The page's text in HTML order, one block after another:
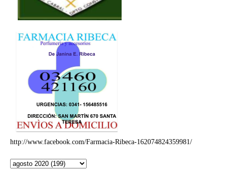
http://www.facebook.com/Farmacia-Ribeca-162074824359981/